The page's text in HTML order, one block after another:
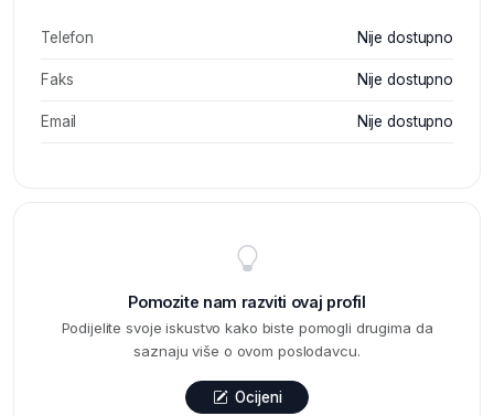
Telefon Nije dostupno
Faks Nije dostupno
Email Nije dostupno
Pomozite nam razviti ovaj profil
Podijelite svoje iskustvo kako biste pomogli drugima da
saznaju više o ovom poslodavcu.
Ocijeni